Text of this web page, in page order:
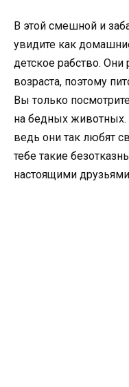
В этой смешной и
увидите как
детское рабство. Они
возраста, поэтому
Вы только
на бедных
ведь они так любят
тебе такие
настоящими